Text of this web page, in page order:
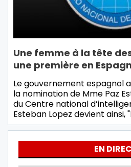
Une femme à la tête
une première en
Le gouvernement espagnol
la nomination de Mme Paz
du Centre national
Esteban Lopez devient ainsi,
EN